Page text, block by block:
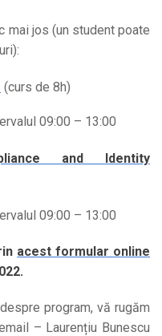
jos (un student poate
(curs de 8h)
09:00 – 13:00
and Identity
09:00 – 13:00
acest formular online
program, vă rugăm
– Laurențiu Bunescu